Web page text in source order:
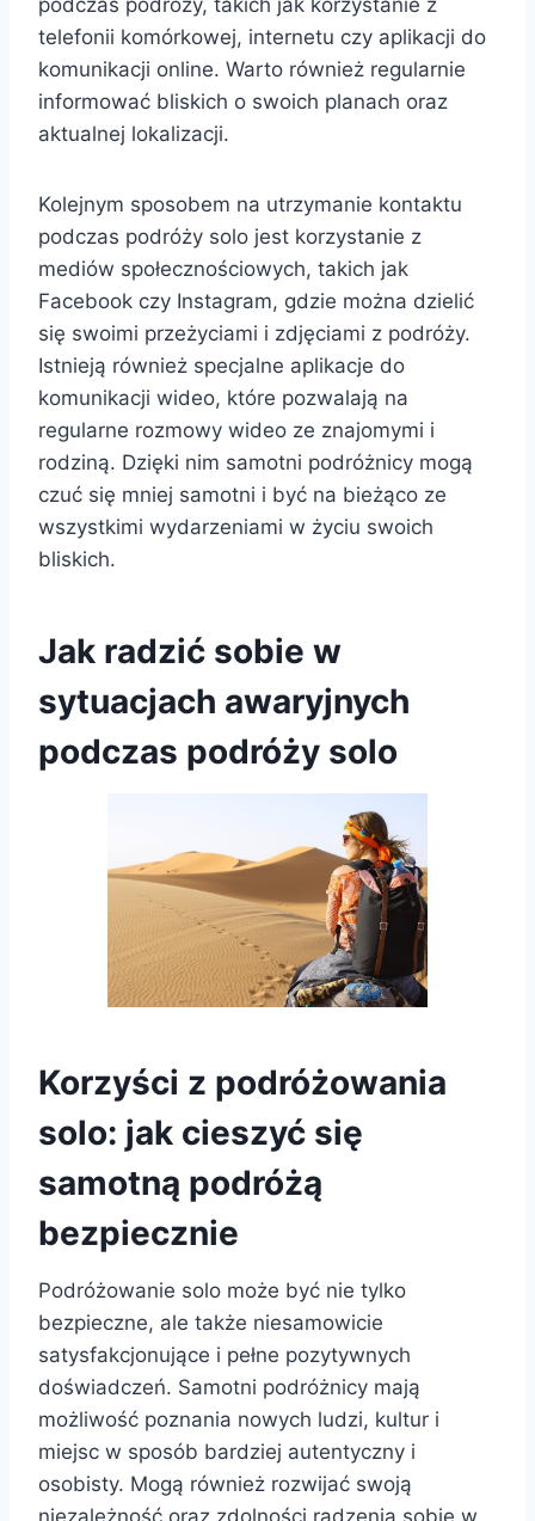
podczas podróży, takich jak korzystanie z
telefonii komórkowej, internetu czy aplikacji do
komunikacji online. Warto również regularnie
informować bliskich o swoich planach oraz
aktualnej lokalizacji.
Kolejnym sposobem na utrzymanie kontaktu
podczas podróży solo jest korzystanie z
mediów społecznościowych, takich jak
Facebook czy Instagram, gdzie można dzielić
się swoimi przeżyciami i zdjęciami z podróży.
Istnieją również specjalne aplikacje do
komunikacji wideo, które pozwalają na
regularne rozmowy wideo ze znajomymi i
rodziną. Dzięki nim samotni podróżnicy mogą
czuć się mniej samotni i być na bieżąco ze
wszystkimi wydarzeniami w życiu swoich
bliskich.
Jak radzić sobie w
sytuacjach awaryjnych
podczas podróży solo
Korzyści z podróżowania
solo: jak cieszyć się
samotną podróżą
bezpiecznie
Podróżowanie solo może być nie tylko
bezpieczne, ale także niesamowicie
satysfakcjonujące i pełne pozytywnych
doświadczeń. Samotni podróżnicy mają
możliwość poznania nowych ludzi, kultur i
miejsc w sposób bardziej autentyczny i
osobisty. Mogą również rozwijać swoją